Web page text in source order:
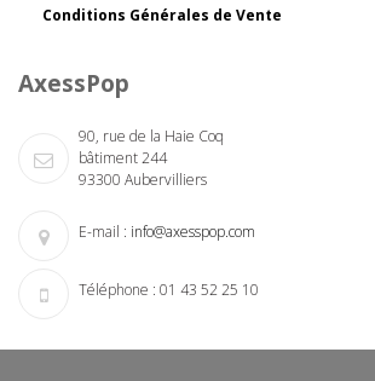
Conditions Générales de Vente
AxessPop
90, rue de la Haie Coq
bâtiment 244
93300 Aubervilliers
E-mail : info@axesspop.com
Téléphone : 01 43 52 25 10